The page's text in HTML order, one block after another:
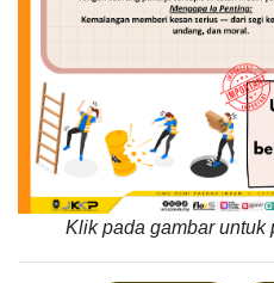
Klik pada gambar untuk